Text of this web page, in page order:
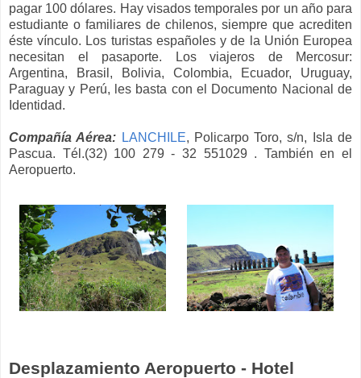
pagar 100 dólares. Hay visados temporales por un año para
estudiante o familiares de chilenos, siempre que acrediten
éste vínculo. Los turistas españoles y de la Unión Europea
necesitan el pasaporte. Los viajeros de Mercosur:
Argentina, Brasil, Bolivia, Colombia, Ecuador, Uruguay,
Paraguay y Perú, les basta con el Documento Nacional de
Identidad.
Compañía Aérea: LANCHILE, Policarpo Toro, s/n, Isla de
Pascua. Tél.(32) 100 279 - 32 551029 . También en el
Aeropuerto.
Desplazamiento Aeropuerto - Hotel